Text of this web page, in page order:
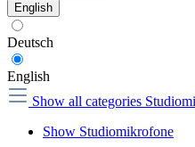
English
Deutsch
English
Show all categories
Show Studiomikrofone